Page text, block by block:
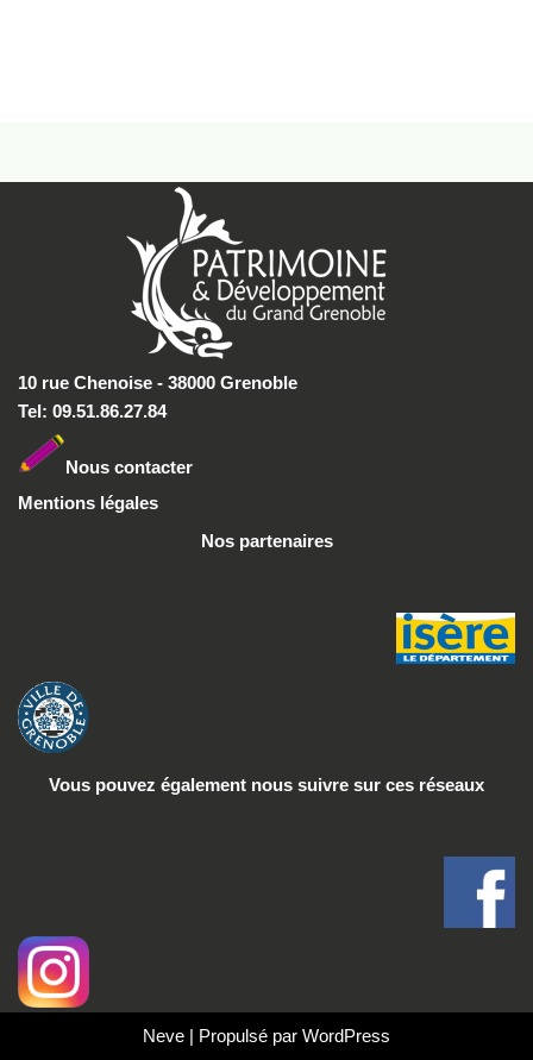
10 rue Chenoise - 38000 Grenoble
Tel: 09.51.86.27.84
Nous contacter
Mentions légales
Nos partenaires
Vous pouvez également nous suivre sur ces réseaux
Neve | Propulsé par WordPress